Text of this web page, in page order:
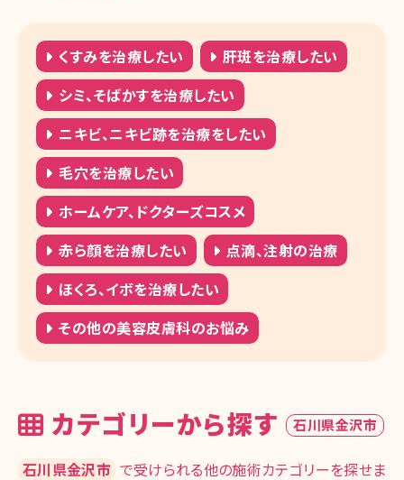
くすみを治療したい
肝斑を治療したい
シミ、そばかすを治療したい
ニキビ、ニキビ跡を治療をしたい
毛穴を治療したい
ホームケア、ドクターズコスメ
赤ら顔を治療したい
点滴、注射の治療
ほくろ、イボを治療したい
その他の美容皮膚科のお悩み
カテゴリーから探す 石川県金沢市
石川県金沢市 で受けられる他の施術カテゴリーを探せま